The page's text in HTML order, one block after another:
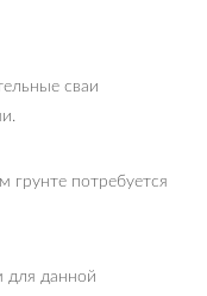
сваи
грунте потребуется
для данной